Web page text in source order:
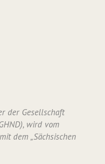
der Gesellschaft
wird vom
dem „Sächsischen